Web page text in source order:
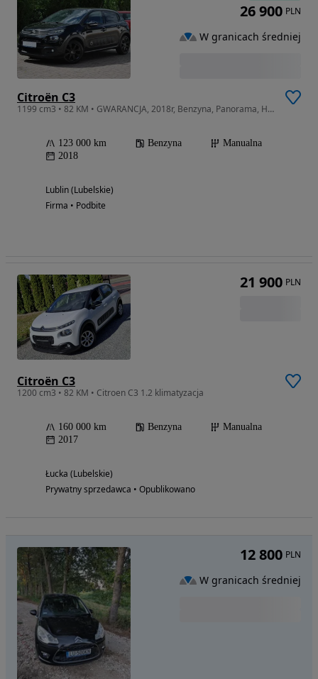
Citroën C3
1199 cm3 • 82 KM • GWARANCJA, 2018r, Benzyna, Panorama, Hands-free, Apple Car play !!!
123 000 km Benzyna
Manualna
2018
Lublin (Lubelskie)
Firma • Podbite
26 900 PLN
W granicach średniej
Citroën C3
1200 cm3 • 82 KM • Citroen C3 1.2 klimatyzacja
160 000 km Benzyna
Manualna
2017
Łucka (Lubelskie)
Prywatny sprzedawca • Opublikowano
21 900 PLN
12 800 PLN
W granicach średniej